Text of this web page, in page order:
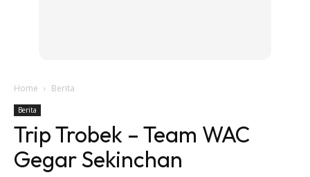
Home Berita
Berita
Trip Trobek – Team WAC
Gegar Sekinchan